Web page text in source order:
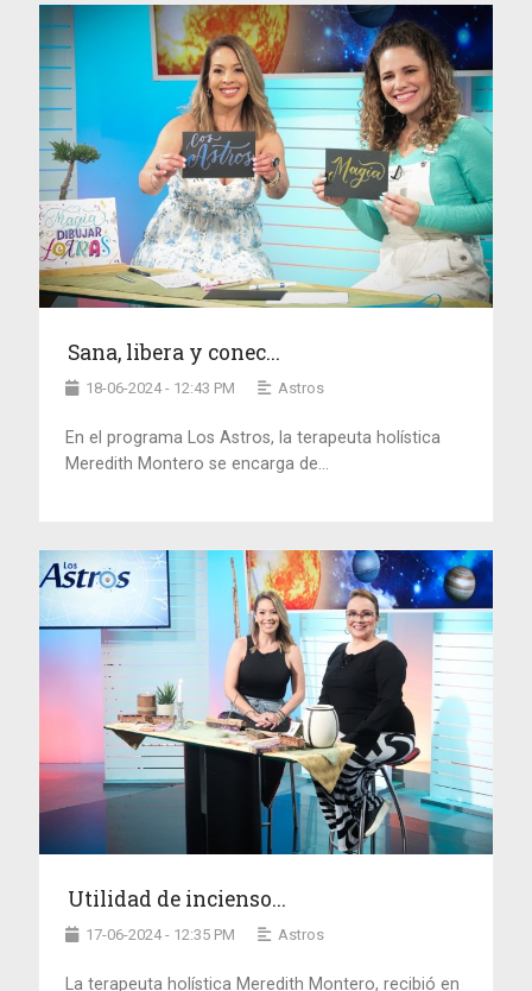
Sana, libera y conec...
18-06-2024 - 12:43 PM Astros
En el programa Los Astros, la terapeuta holística
Meredith Montero se encarga de...
Utilidad de incienso...
17-06-2024 - 12:35 PM Astros
La terapeuta holística Meredith Montero, recibió en